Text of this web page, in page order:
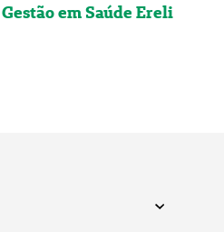
em Saúde Ereli